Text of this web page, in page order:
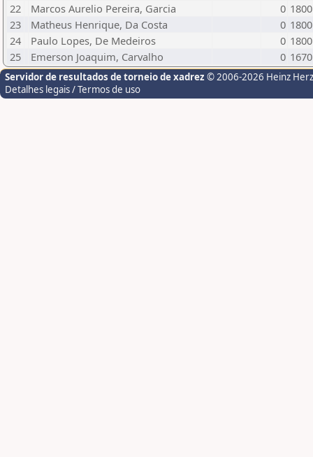
22
Marcos Aurelio Pereira, Garcia 0 1800
23
Matheus Henrique, Da Costa 0 1800
24
Paulo Lopes, De Medeiros 0 1800
25
Emerson Joaquim, Carvalho 0 1670
Servidor de resultados de torneio de xadrez © 2006-2026 Heinz
Detalhes legais / Termos de uso